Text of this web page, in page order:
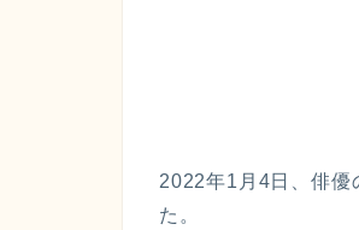
2022年1月4日、俳優
た。